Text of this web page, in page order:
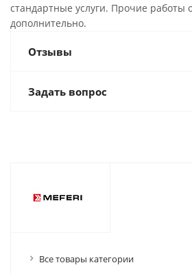
стандартные услуги. Прочие работы
дополнительно.
Отзывы
Задать вопрос
Все товары категории